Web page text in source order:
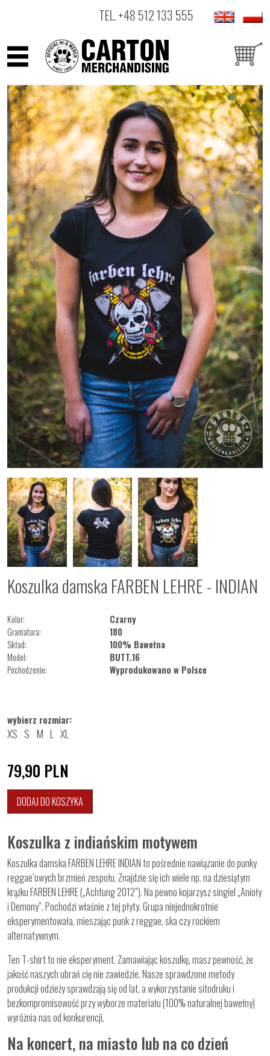
TEL.+48 512 133 555
ARTYŚCI
PRODUKTY
OUTLET
Koszulka damska FARBEN LEHRE - INDIAN
Kolor:
Czarny
Gramatura:
180
Skład:
100% Bawełna
Model:
BUTT.16
Pochodzenie:
Wyprodukowano w Polsce
wybierz rozmiar:
XS S M L XL
79,90 PLN
DODAJ DO KOSZYKA
Koszulka z indiańskim motywem
Koszulka damska FARBEN LEHRE INDIAN to pośrednie nawiązanie do punky
reggae’owych brzmień zespołu. Znajdzie się ich wiele np. na dziesiątym
krążku FARBEN LEHRE („Achtung 2012”). Na pewno kojarzysz singiel „Anioły
i Demony”. Pochodzi właśnie z tej płyty. Grupa niejednokrotnie
eksperymentowała, mieszając punk z reggae, ska czy rockiem
alternatywnym.
Ten T-shirt to nie eksperyment. Zamawiając koszulkę, masz pewność, że
jakość naszych ubrań cię nie zawiedzie. Nasze sprawdzone metody
produkcji odzieży sprawdzają się od lat, a wykorzystanie sitodruku i
bezkompromisowość przy wyborze materiału (100% naturalnej bawełny)
wyróżnia nas od konkurencji.
Na koncert, na miasto lub na co dzień